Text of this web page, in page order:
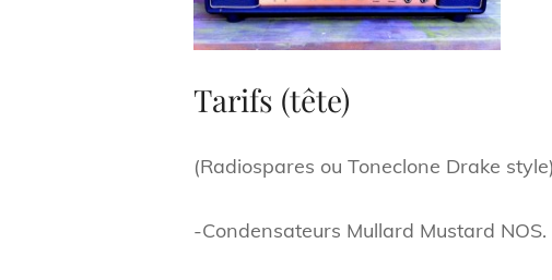
Tarifs (tête)
(Radiospares ou Toneclone Drake
-Condensateurs Mullard Mustard NOS.